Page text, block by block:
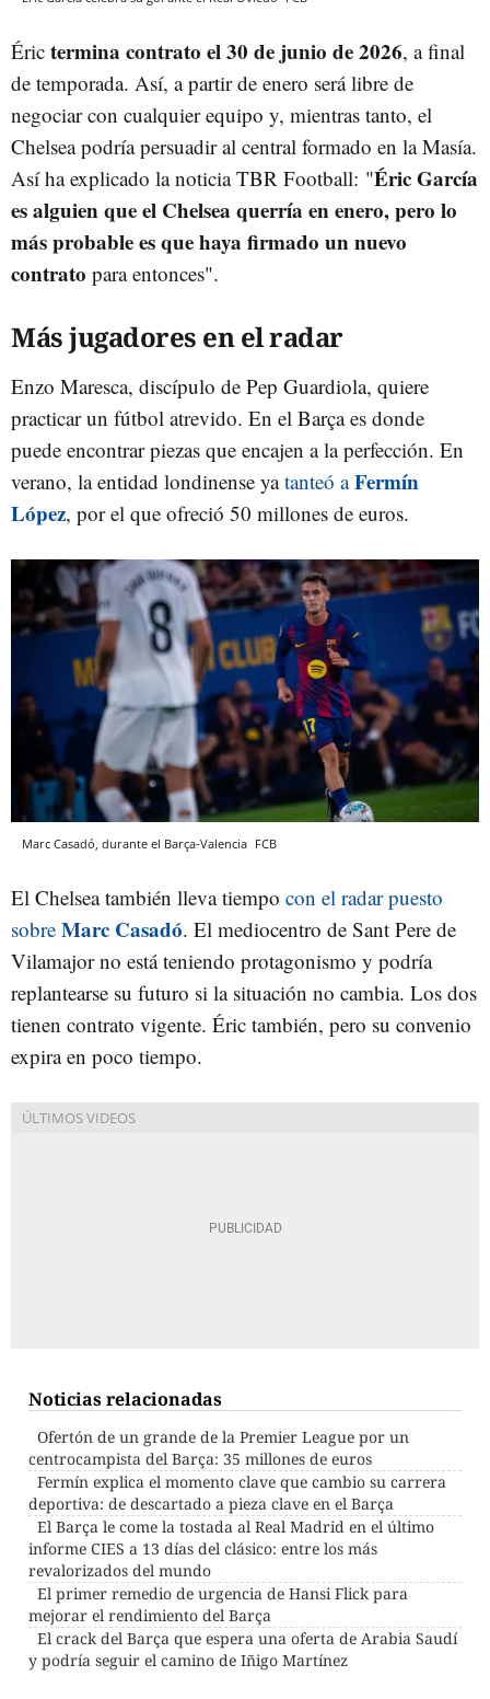
Éric termina contrato el 30 de junio de 2026, a final
de temporada. Así, a partir de enero será libre de
negociar con cualquier equipo y, mientras tanto, el
Chelsea podría persuadir al central formado en la Masía.
Así ha explicado la noticia TBR Football: "Éric García
es alguien que el Chelsea querría en enero, pero lo
más probable es que haya firmado un nuevo
contrato para entonces".
Más jugadores en el radar
Enzo Maresca, discípulo de Pep Guardiola, quiere
practicar un fútbol atrevido. En el Barça es donde
puede encontrar piezas que encajen a la perfección. En
verano, la entidad londinense yatanteó aFermín
López, por el que ofreció 50 millones de euros.
Marc Casadó, durante el Barça-Valencia FCB
El Chelsea también lleva tiempo con el radar puesto
sobre Marc Casadó. El mediocentro de Sant Pere de
Vilamajor no está teniendo protagonismo y podría
replantearse su futuro si la situación no cambia. Los dos
tienen contrato vigente. Éric también, pero su convenio
expira en poco tiempo.
Noticias relacionadas
Ofertón de un grande de la Premier League por un
centrocampista del Barça: 35 millones de euros
Fermín explica el momento clave que cambio su carrera
deportiva: de descartado a pieza clave en el Barça
El Barça le come la tostada al Real Madrid en el último
informe CIES a 13 días del clásico: entre los más
revalorizados del mundo
El primer remedio de urgencia de Hansi Flick para
mejorar el rendimiento del Barça
El crack del Barça que espera una oferta de Arabia Saudí
y podría seguir el camino de Iñigo Martínez